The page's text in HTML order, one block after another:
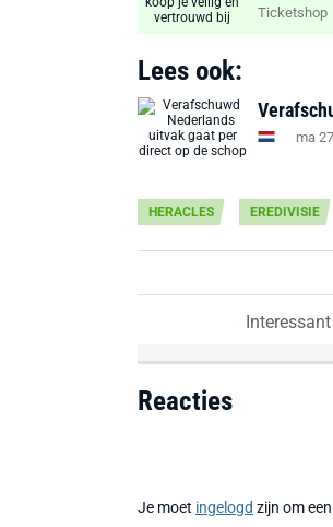
Ticketshop
Lees ook:
ma
HERACLES EREDIVISIE
Interessant
Reacties
Je moet ingelogd zijn om